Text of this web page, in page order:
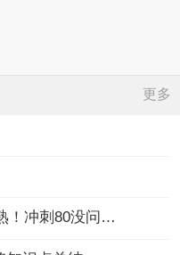
更多
最强政治结构图！五天全部背熟！冲刺80没问题！